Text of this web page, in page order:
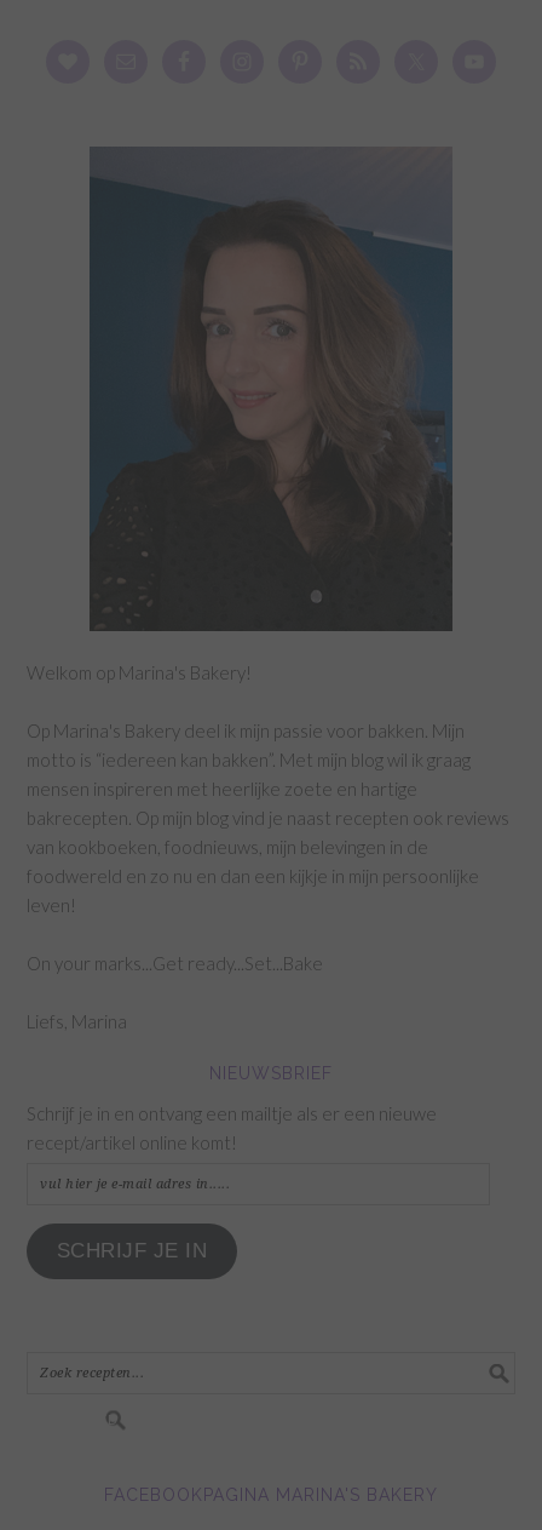
Welkom op Marina's Bakery!
Op Marina's Bakery deel ik mijn passie voor bakken. Mijn
motto is “iedereen kan bakken”. Met mijn blog wil ik graag
mensen inspireren met heerlijke zoete en hartige
bakrecepten. Op mijn blog vind je naast recepten ook reviews
van kookboeken, foodnieuws, mijn belevingen in de
foodwereld en zo nu en dan een kijkje in mijn persoonlijke
leven!
On your marks...Get ready...Set...Bake
Liefs, Marina
NIEUWSBRIEF
Schrijf je in en ontvang een mailtje als er een nieuwe
recept/artikel online komt!
vul
je
e-
SCHRIJF JE IN
FACEBOOKPAGINA MARINA'S BAKERY